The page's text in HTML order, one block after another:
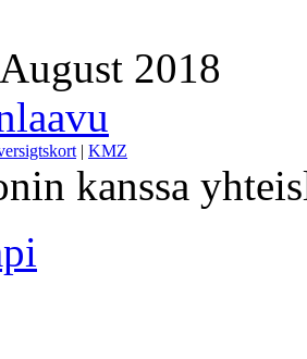
2018
| KMZ
kanssa